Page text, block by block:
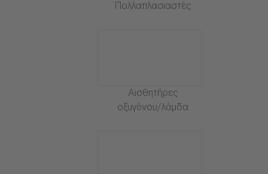
Πολλαπλασιαστές
Αισθητήρες
οξυγόνου/λάμδα